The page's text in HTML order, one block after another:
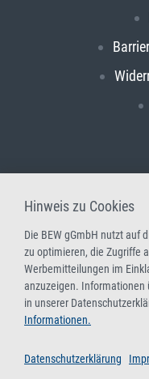
Hinweis zu Cookies
Die BEW gGmbH nutzt auf
zu optimieren, die Zugriffe
Werbemitteilungen im
anzuzeigen. Informationen
in unserer
Informationen.
Datenschutzerklärung